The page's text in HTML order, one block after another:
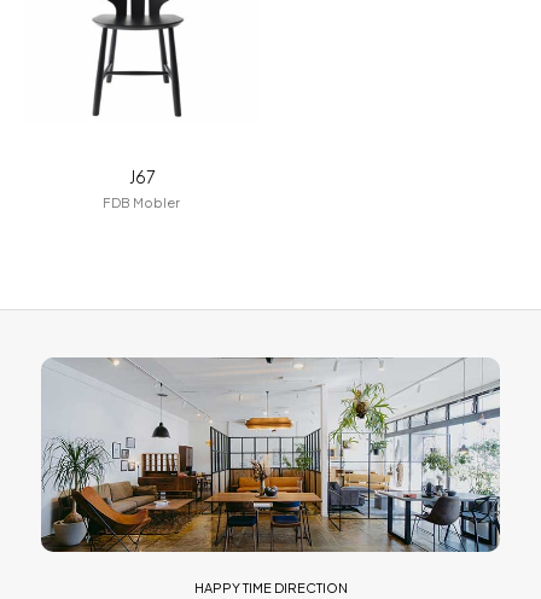
Contact
フラッグシップストア
0965-52-0323
Arv
0965-45-9282
J67
FDB Mobler
HAPPY TIME DIRECTION